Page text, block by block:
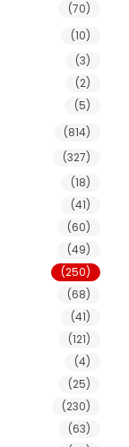
(70)
(10)
(3)
(2)
(5)
(814)
(327)
(18)
(41)
(60)
(49)
(250)
(68)
(41)
(121)
(4)
(25)
(230)
(63)